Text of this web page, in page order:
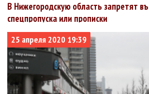
В Нижегородскую область запретят
спецпропуска или прописки
25 апреля 2020 19:39